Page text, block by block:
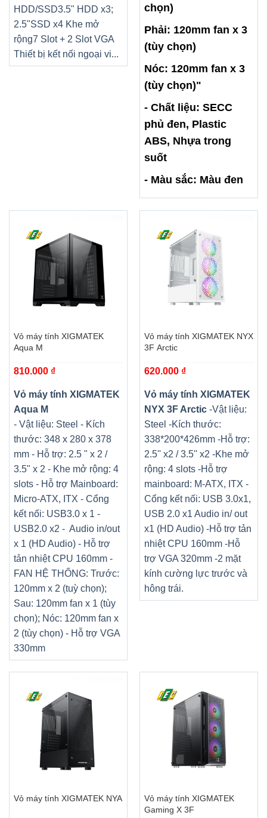
HDD/SSD3.5" HDD x3;
2.5"SSD x4 Khe mở
rộng7 Slot + 2 Slot VGA
Thiết bị kết nối ngoại vi...
chọn)
Phải: 120mm fan x 3
(tùy chọn)
Nóc: 120mm fan x 3
(tùy chọn)"
- Chất liệu: SECC
phủ đen, Plastic
ABS, Nhựa trong
suốt
- Màu sắc: Màu đen
Vỏ máy tính XIGMATEK
Aqua M
810.000 ₫
Vỏ máy tính XIGMATEK
Aqua M
- Vật liệu: Steel - Kích
thước: 348 x 280 x 378
mm - Hỗ trợ: 2.5 " x 2 /
3.5" x 2 - Khe mở rộng: 4
slots - Hỗ trợ Mainboard:
Micro-ATX, ITX - Cổng
kết nối: USB3.0 x 1 -
USB2.0 x2 - Audio in/out
x 1 (HD Audio) - Hỗ trợ
tản nhiệt CPU 160mm -
FAN HỆ THỐNG: Trước:
120mm x 2 (tuỳ chọn);
Sau: 120mm fan x 1 (tùy
chọn); Nóc: 120mm fan x
2 (tùy chọn) - Hỗ trợ VGA
330mm
Vỏ máy tính XIGMATEK NYX
3F Arctic
620.000 ₫
Vỏ máy tính XIGMATEK
NYX 3F Arctic-Vật liệu:
Steel -Kích thước:
338*200*426mm -Hỗ trợ:
2.5'' x2 / 3.5'' x2 -Khe mở
rộng: 4 slots -Hỗ trợ
mainboard: M-ATX, ITX -
Cổng kết nối: USB 3.0x1,
USB 2.0 x1 Audio in/ out
x1 (HD Audio) -Hỗ trợ tản
nhiệt CPU 160mm -Hỗ
trợ VGA 320mm -2 mặt
kính cường lực trước và
hông trái.
Vỏ máy tính XIGMATEK NYA
Vỏ máy tính XIGMATEK
Gaming X 3F